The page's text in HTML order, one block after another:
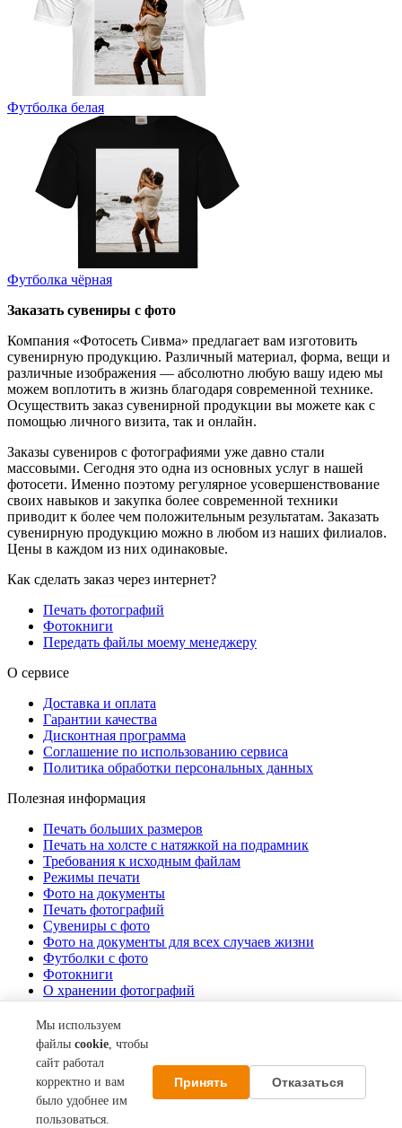
Футболка белая
Футболка чёрная
Заказать сувениры с фото
Компания «Фотосеть Сивма» предлагает вам изготовить
сувенирную продукцию. Различный материал, форма, вещи и
различные изображения — абсолютно любую вашу идею мы
можем воплотить в жизнь благодаря современной технике.
Осуществить заказ сувенирной продукции вы можете как с
помощью личного визита, так и онлайн.
Заказы сувениров с фотографиями уже давно стали
массовыми. Сегодня это одна из основных услуг в нашей
фотосети. Именно поэтому регулярное усовершенствование
своих навыков и закупка более современной техники
приводит к более чем положительным результатам. Заказать
сувенирную продукцию можно в любом из наших филиалов.
Цены в каждом из них одинаковые.
Мы используем
файлы cookie, чтобы
сайт работал
корректно и вам
было удобнее им
пользоваться.
Принять Отказаться
Как сделать заказ через интернет?
Печать фотографий
Фотокниги
Передать файлы моему менеджеру
О сервисе
Доставка и оплата
Гарантии качества
Дисконтная программа
Соглашение по использованию сервиса
Политика обработки персональных данных
Полезная информация
Печать больших размеров
Печать на холсте c натяжкой на подрамник
Требования к исходным файлам
Режимы печати
Фото на документы
Печать фотографий
Сувениры с фото
Фото на документы для всех случаев жизни
Футболки с фото
Фотокниги
О хранении фотографий
Стоимость услуг
О компании
Контакты
Акции
О нас